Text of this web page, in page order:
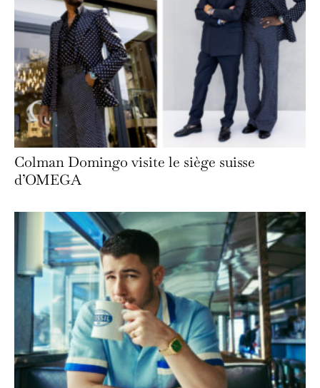
Colman Domingo visite le siège suisse
d’OMEGA